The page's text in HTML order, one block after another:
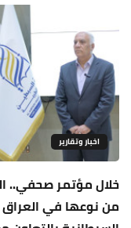
اخبار وتقارير
خلال مؤتمر صحفي..
من نوعها في